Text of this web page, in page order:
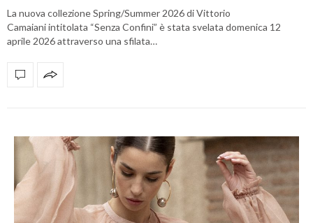
La nuova collezione Spring/Summer 2026 di Vittorio
Camaiani intitolata “Senza Confini” è stata svelata domenica 12
aprile 2026 attraverso una sfilata…